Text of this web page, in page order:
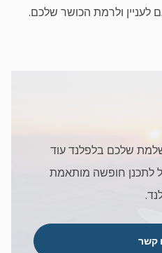
לעניין ולרמת הכושר שלכם.
שלכם בלפלנד עוד
לתכנן חופשה מותאמת
קשר